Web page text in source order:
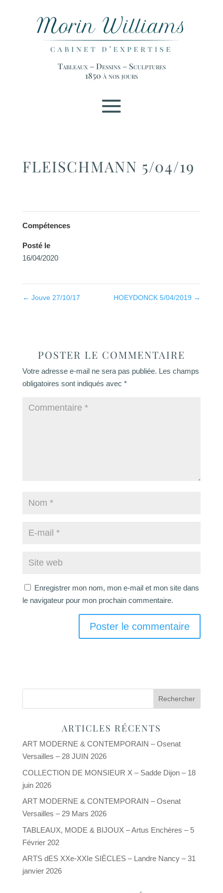
Tableaux – Dessins – Sculptures
1850 à nos jours
FLEISCHMANN 5/04/19
Compétences
Posté le
16/04/2020
← Jouve 27/10/17 HOEYDONCK 5/04/2019 →
POSTER LE COMMENTAIRE
Votre adresse e-mail ne sera pas publiée. Les champs
obligatoires sont indiqués avec *
Enregistrer mon nom, mon e-mail et mon site dans
le navigateur pour mon prochain commentaire.
ARTICLES RÉCENTS
ART MODERNE & CONTEMPORAIN – Osenat
Versailles – 28 JUIN 2026
COLLECTION DE MONSIEUR X – Sadde Dijon – 18
juin 2026
ART MODERNE & CONTEMPORAIN – Osenat
Versailles – 29 Mars 2026
TABLEAUX, MODE & BIJOUX – Artus Enchères – 5
Février 202
ARTS dES XXe-XXIe SIÈCLES – Landre Nancy – 31
janvier 2026